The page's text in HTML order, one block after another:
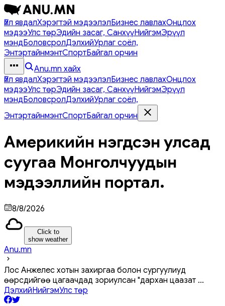
Үйл явдалХэрэгтэй мэдээлэлБизнес лавлахОнцлох
мэдээУлс төрЭдийн засаг, СанхүүНийгэмЭрүүл
мэндБоловсролДэлхийУрлаг соёл,
ЭнтэртайнмэнтСпортБайгал орчин
Anu.mn хайх
Үйл явдалХэрэгтэй мэдээлэлБизнес лавлахОнцлох
мэдээУлс төрЭдийн засаг, СанхүүНийгэмЭрүүл
мэндБоловсролДэлхийУрлаг соёл,
ЭнтэртайнмэнтСпортБайгал орчин
Америкийн нэгдсэн улсад
суугаа Монголчуудын
мэдээллийн портал.
8/8/2026
Click to
show weather
Anu.mn
Лос Анжелес хотын захиргаа болон сургуулиуд
өөрсдийгөө цагаачдад зориулсан "дархан цаазат ...
ДэлхийНийгэмУлс төр